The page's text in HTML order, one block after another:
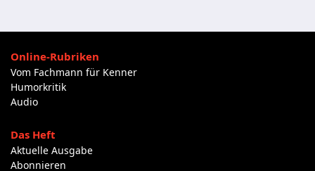
Online-Rubriken
Vom Fachmann für Kenner
Humorkritik
Audio
Das Heft
Aktuelle Ausgabe
Abonnieren